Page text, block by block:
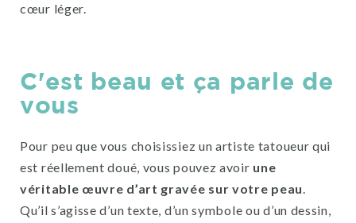
cœur léger.
C'est beau et ça parle de
vous
Pour peu que vous choisissiez un artiste tatoueur qui
est réellement doué, vous pouvez avoir une
véritable œuvre d’art gravée sur votre peau.
Qu’il s’agisse d’un texte, d’un symbole ou d’un dessin,